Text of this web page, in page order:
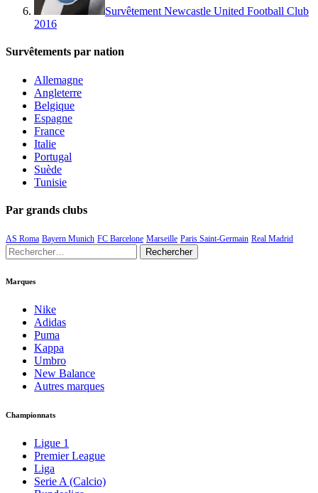
Survêtement Newcastle United Football Club
2016
Survêtements par nation
Allemagne
Angleterre
Belgique
Espagne
France
Italie
Portugal
Suède
Tunisie
Par grands clubs
AS Roma Bayern Munich FC Barcelone Marseille Paris Saint-Germain Real Madrid
Rechercher :
Marques
Nike
Adidas
Puma
Kappa
Umbro
New Balance
Autres marques
Championnats
Ligue 1
Premier League
Liga
Serie A (Calcio)